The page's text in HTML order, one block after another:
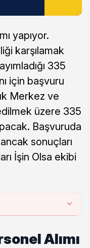
yapıyor.
karşılamak
335
için başvuru
Merkez ve
üzere 335
Başvuruda
sonuçları
İşin Olsa ekibi
Alımı